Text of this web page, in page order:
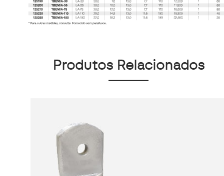
Produtos Relacionados